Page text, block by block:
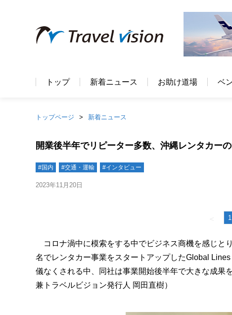
トップ 新着ニュース お助け道場 ベ
トップページ 新着ニュース
開業後半年でリピーター多数、沖縄レンタカー
#国内 #交通・運輸 #インタビュー
2023年11月20日
＜ 1
コロナ渦中に模索をする中でビジネス商機を感じと
名でレンタカー事業をスタートアップしたGlobal
儀なくされる中、同社は事業開始後半年で大きな成果
兼トラベルビジョン発行人 岡田直樹）